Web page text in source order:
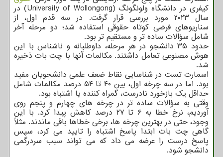
کیفری در دانشگاه ولونگونگ (University of Wollongong) در
سال ۲۰۲۳ مورد بررسی قرار گرفت. در سه قدم اول، از
سناریوهای فرضی کوتاه حقوقی استفاده شد؛ دو مرحله آخر
شامل سؤالات ساده تر و مستقیم تر بود.
حدود ۳۵ دانشجو در هر مرحله، داوطلبانه و ناشناس با این
هوش مصنوعی تعامل داشتند. مکالمات آنها با چت بات ذخیره
شد.
اسمارت تست در شناسایی نقاط ضعف علمی دانشجویان مفید
بود. اما در سه چرخه اول، بین ۴۰ تا ۵۴ درصد مکالمات شامل
حداقل یک بازخورد نادرست، گمراه کننده یا اشتباه بود.
وقتی به سؤالات ساده تر در چرخه های چهارم و پنجم روی
آوردیم، نرخ خطا به ۶ تا ۲۷ درصد کاهش پیدا کرد. با این
وجود، حتی در بهترین چرخه ها، برخی خطاها باقی ماندند. مثلاً
گاهی چت بات ابتدا پاسخ اشتباه را تایید می کرد، سپس
پاسخ درست را عرضه می داد که می تواند سبب سردرگمی
دانشجو شود.